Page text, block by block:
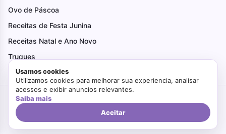
Ovo de Páscoa
Receitas de Festa Junina
Receitas Natal e Ano Novo
Truques
Criado com Amor
Politica de PrivacidadeTermos de Uso
Usamos cookies
Utilizamos cookies para melhorar sua experiencia, analisar
acessos e exibir anuncios relevantes.
Saiba mais
Aceitar